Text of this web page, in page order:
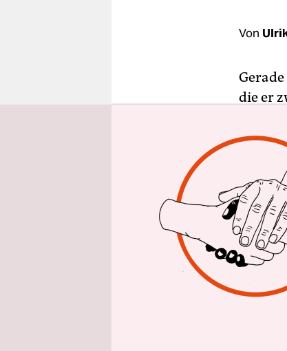
Von
die er
sagt
grau
Das
es